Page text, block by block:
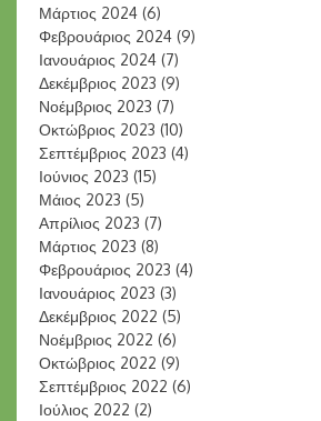
Μάρτιος 2024 (6)
Φεβρουάριος 2024 (9)
Ιανουάριος 2024 (7)
Δεκέμβριος 2023 (9)
Νοέμβριος 2023 (7)
Οκτώβριος 2023 (10)
Σεπτέμβριος 2023 (4)
Ιούνιος 2023 (15)
Μάιος 2023 (5)
Απρίλιος 2023 (7)
Μάρτιος 2023 (8)
Φεβρουάριος 2023 (4)
Ιανουάριος 2023 (3)
Δεκέμβριος 2022 (5)
Νοέμβριος 2022 (6)
Οκτώβριος 2022 (9)
Σεπτέμβριος 2022 (6)
Ιούλιος 2022 (2)